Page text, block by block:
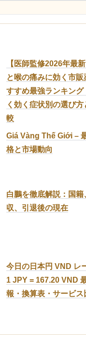
【医師監修2026年最
と喉の痛みに効く市販
すすめ最強ランキング
く効く症状別の選び方
較
Giá Vàng Thế Giới –
格と市場動向
白鵬を徹底解説：国籍
収、引退後の現在
今日の日本円 VND レ
1 JPY = 167.20 VND
報・換算表・サービス